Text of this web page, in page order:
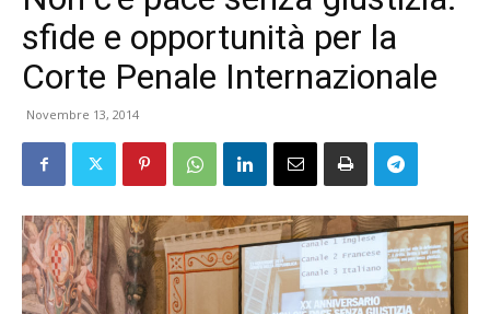
sfide e opportunità per la
Corte Penale Internazionale
Novembre 13, 2014